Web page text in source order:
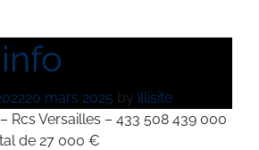
20 mars 2025 by illisite
– Rcs Versailles – 433 508 439 000
de 27 000 €